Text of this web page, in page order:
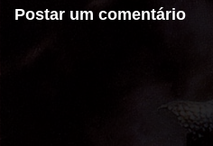
Postar um comentário